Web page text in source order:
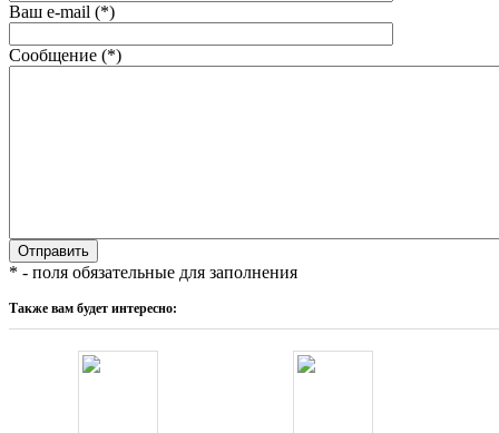
Ваш e-mail (*)
Сообщение (*)
* - поля обязательные для заполнения
Также вам будет интересно: